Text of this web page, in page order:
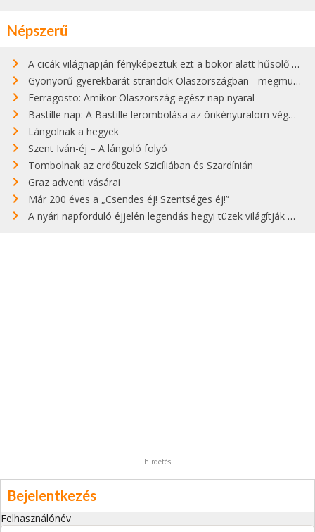
Népszerű
A cicák világnapján fényképeztük ezt a bokor alatt hűsölő cicát Kisorosziban
Gyönyörű gyerekbarát strandok Olaszországban - megmutatjuk a 15 legjobbat
Ferragosto: Amikor Olaszország egész nap nyaral
Bastille nap: A Bastille lerombolása az önkényuralom végét jelentette
Lángolnak a hegyek
Szent Iván-éj – A lángoló folyó
Tombolnak az erdőtüzek Szicíliában és Szardínián
Graz adventi vásárai
Már 200 éves a „Csendes éj! Szentséges éj!”
A nyári napforduló éjjelén legendás hegyi tüzek világítják meg Zugspitzét
hirdetés
Bejelentkezés
Felhasználónév